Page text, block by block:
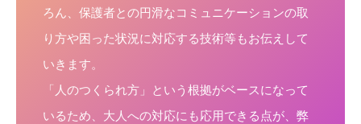
ろん、保護者との円滑なコミュニケーションの取
り方や困った状況に対応する技術等もお伝えして
いき ます。
「人のつくられ方」という根拠がベースになって
いるため、大人への対応にも応用できる点が、弊